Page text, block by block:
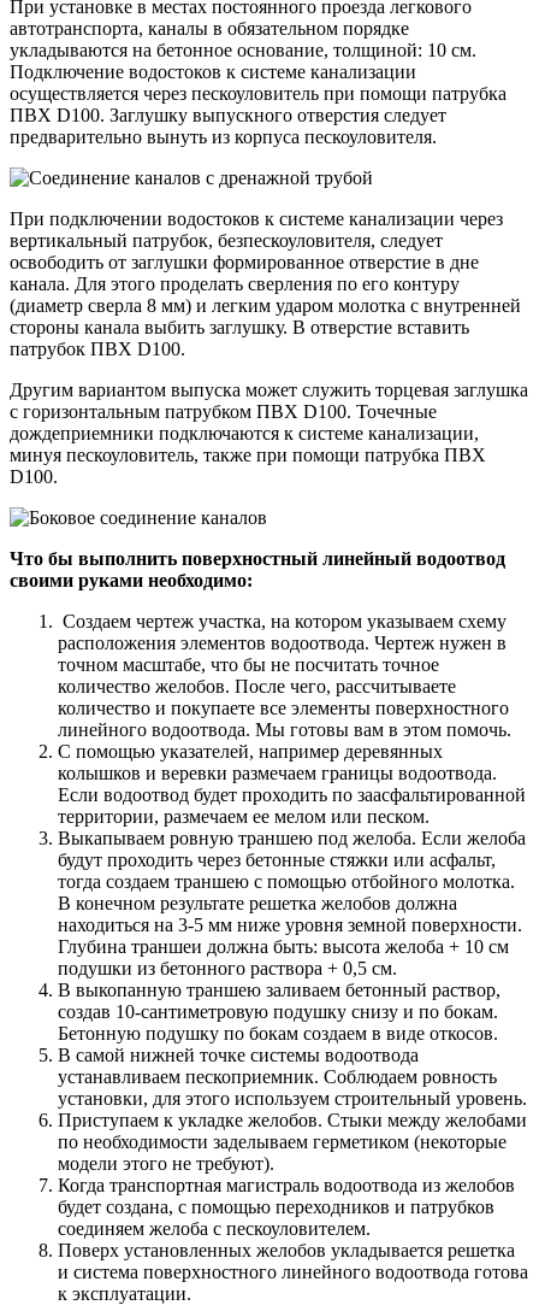
При установке в местах постоянного проезда легкового
автотранспорта, каналы в обязательном порядке
укладываются на бетонное основание, толщиной: 10 см.
Подключение водостоков к системе канализации
осуществляется через пескоуловитель при помощи патрубка
ПВХ D100. Заглушку выпускного отверстия следует
предварительно вынуть из корпуса пескоуловителя.
При подключении водостоков к системе канализации через
вертикальный патрубок, безпескоуловителя, следует
освободить от заглушки формированное отверстие в дне
канала. Для этого проделать сверления по его контуру
(диаметр сверла 8 мм) и легким ударом молотка с внутренней
стороны канала выбить заглушку. В отверстие вставить
патрубок ПВХ D100.
Другим вариантом выпуска может служить торцевая заглушка
с горизонтальным патрубком ПВХ D100. Точечные
дождеприемники подключаются к системе канализации,
минуя пескоуловитель, также при помощи патрубка ПВХ
D100.
Что бы выполнить поверхностный линейный водоотвод
своими руками необходимо:
Создаем чертеж участка, на котором указываем схему
расположения элементов водоотвода. Чертеж нужен в
точном масштабе, что бы не посчитать точное
количество желобов. После чего, рассчитываете
количество и покупаете все элементы поверхностного
линейного водоотвода. Мы готовы вам в этом помочь.
С помощью указателей, например деревянных
колышков и веревки размечаем границы водоотвода.
Если водоотвод будет проходить по заасфальтированной
территории, размечаем ее мелом или песком.
Выкапываем ровную траншею под желоба. Если желоба
будут проходить через бетонные стяжки или асфальт,
тогда создаем траншею с помощью отбойного молотка.
В конечном результате решетка желобов должна
находиться на 3-5 мм ниже уровня земной поверхности.
Глубина траншеи должна быть: высота желоба + 10 см
подушки из бетонного раствора + 0,5 см.
В выкопанную траншею заливаем бетонный раствор,
создав 10-сантиметровую подушку снизу и по бокам.
Бетонную подушку по бокам создаем в виде откосов.
В самой нижней точке системы водоотвода
устанавливаем пескоприемник. Соблюдаем ровность
установки, для этого используем строительный уровень.
Приступаем к укладке желобов. Стыки между желобами
по необходимости заделываем герметиком (некоторые
модели этого не требуют).
Когда транспортная магистраль водоотвода из желобов
будет создана, с помощью переходников и патрубков
соединяем желоба с пескоуловителем.
Поверх установленных желобов укладывается решетка
и система поверхностного линейного водоотвода готова
к эксплуатации.